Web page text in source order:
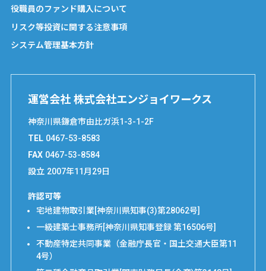
役職員のファンド購入について
リスク等投資に関する注意事項
システム管理基本方針
運営会社 株式会社エンジョイワークス
神奈川県鎌倉市由比ガ浜1-3-1-2F
TEL 0467-53-8583
FAX 0467-53-8584
設立 2007年11月29日
許認可等
宅地建物取引業[神奈川県知事(3)第28062号]
一級建築士事務所[神奈川県知事登録 第16506号]
不動産特定共同事業（金融庁長官・国土交通大臣第11
4号）